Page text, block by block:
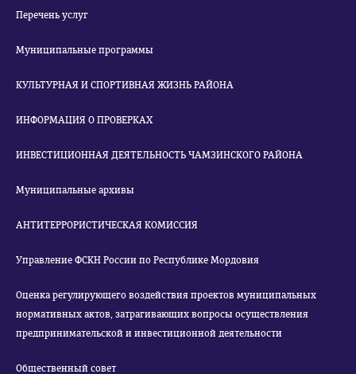
Перечень услуг
Муниципальные программы
КУЛЬТУРНАЯ И СПОРТИВНАЯ ЖИЗНЬ РАЙОНА
ИНФОРМАЦИЯ О ПРОВЕРКАХ
ИНВЕСТИЦИОННАЯ ДЕЯТЕЛЬНОСТЬ ЧАМЗИНСКОГО РАЙОНА
Муниципальные архивы
АНТИТЕРРОРИСТИЧЕСКАЯ КОМИССИЯ
Управление ФСКН России по Республике Мордовия
Оценка регулирующего воздействия проектов муниципальных
нормативных актов, затрагивающих вопросы осуществления
предпринимательской и инвестиционной деятельности
Общественный совет